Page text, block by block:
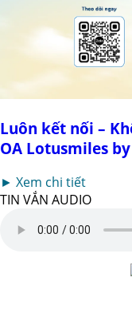
Luôn kết nối –
OA Lotusmiles
► Xem chi tiết
TIN VẮN AUDIO